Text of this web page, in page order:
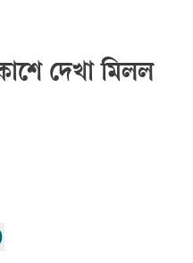
দেখা মিলল